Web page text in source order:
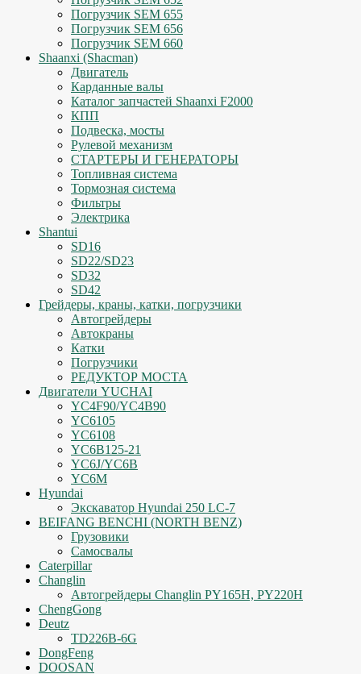
Погрузчик SEM 655
Погрузчик SEM 656
Погрузчик SEM 660
Shaanxi (Shacman)
Двигатель
Карданные валы
Каталог запчастей Shaanxi F2000
КПП
Подвеска, мосты
Рулевой механизм
СТАРТЕРЫ И ГЕНЕРАТОРЫ
Топливная система
Тормозная система
Фильтры
Электрика
Shantui
SD16
SD22/SD23
SD32
SD42
Грейдеры, краны, катки, погрузчики
Автогрейдеры
Автокраны
Катки
Погрузчики
РЕДУКТОР МОСТА
Двигатели YUCHAI
YC4F90/YC4B90
YC6105
YC6108
YC6B125-21
YC6J/YC6B
YC6M
Hyundai
Экскаватор Hyundai 250 LC-7
BEIFANG BENCHI (NORTH BENZ)
Грузовики
Самосвалы
Caterpillar
Changlin
Автогрейдеры Changlin PY165H, PY220H
ChengGong
Deutz
TD226B-6G
DongFeng
DOOSAN